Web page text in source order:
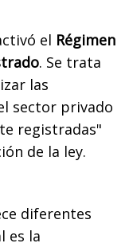
el Régimen
. Se trata
las
sector privado
registradas"
de la ley.
diferentes
es la